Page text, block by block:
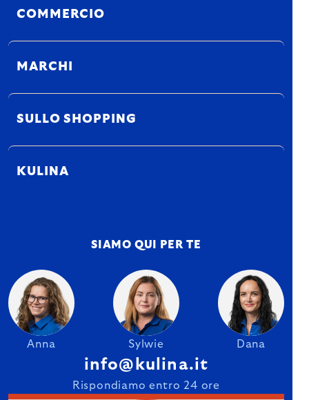
COMMERCIO
MARCHI
SULLO SHOPPING
KULINA
SIAMO QUI PER TE
Anna Sylwie Dana
info@kulina.it
Rispondiamo entro 24 ore